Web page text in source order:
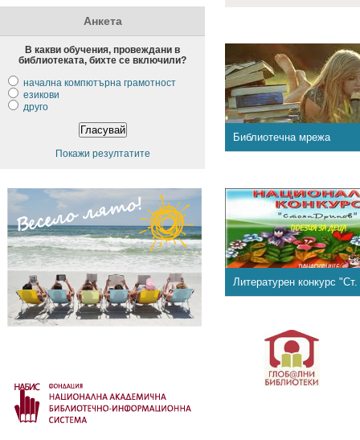
Анкета
В какви обучения, провеждани в
библиотеката, бихте се включили?
начална компютърна грамотност
езикови
друго
Покажи резултатите
Библиотечна мрежа
Литературен конкурс